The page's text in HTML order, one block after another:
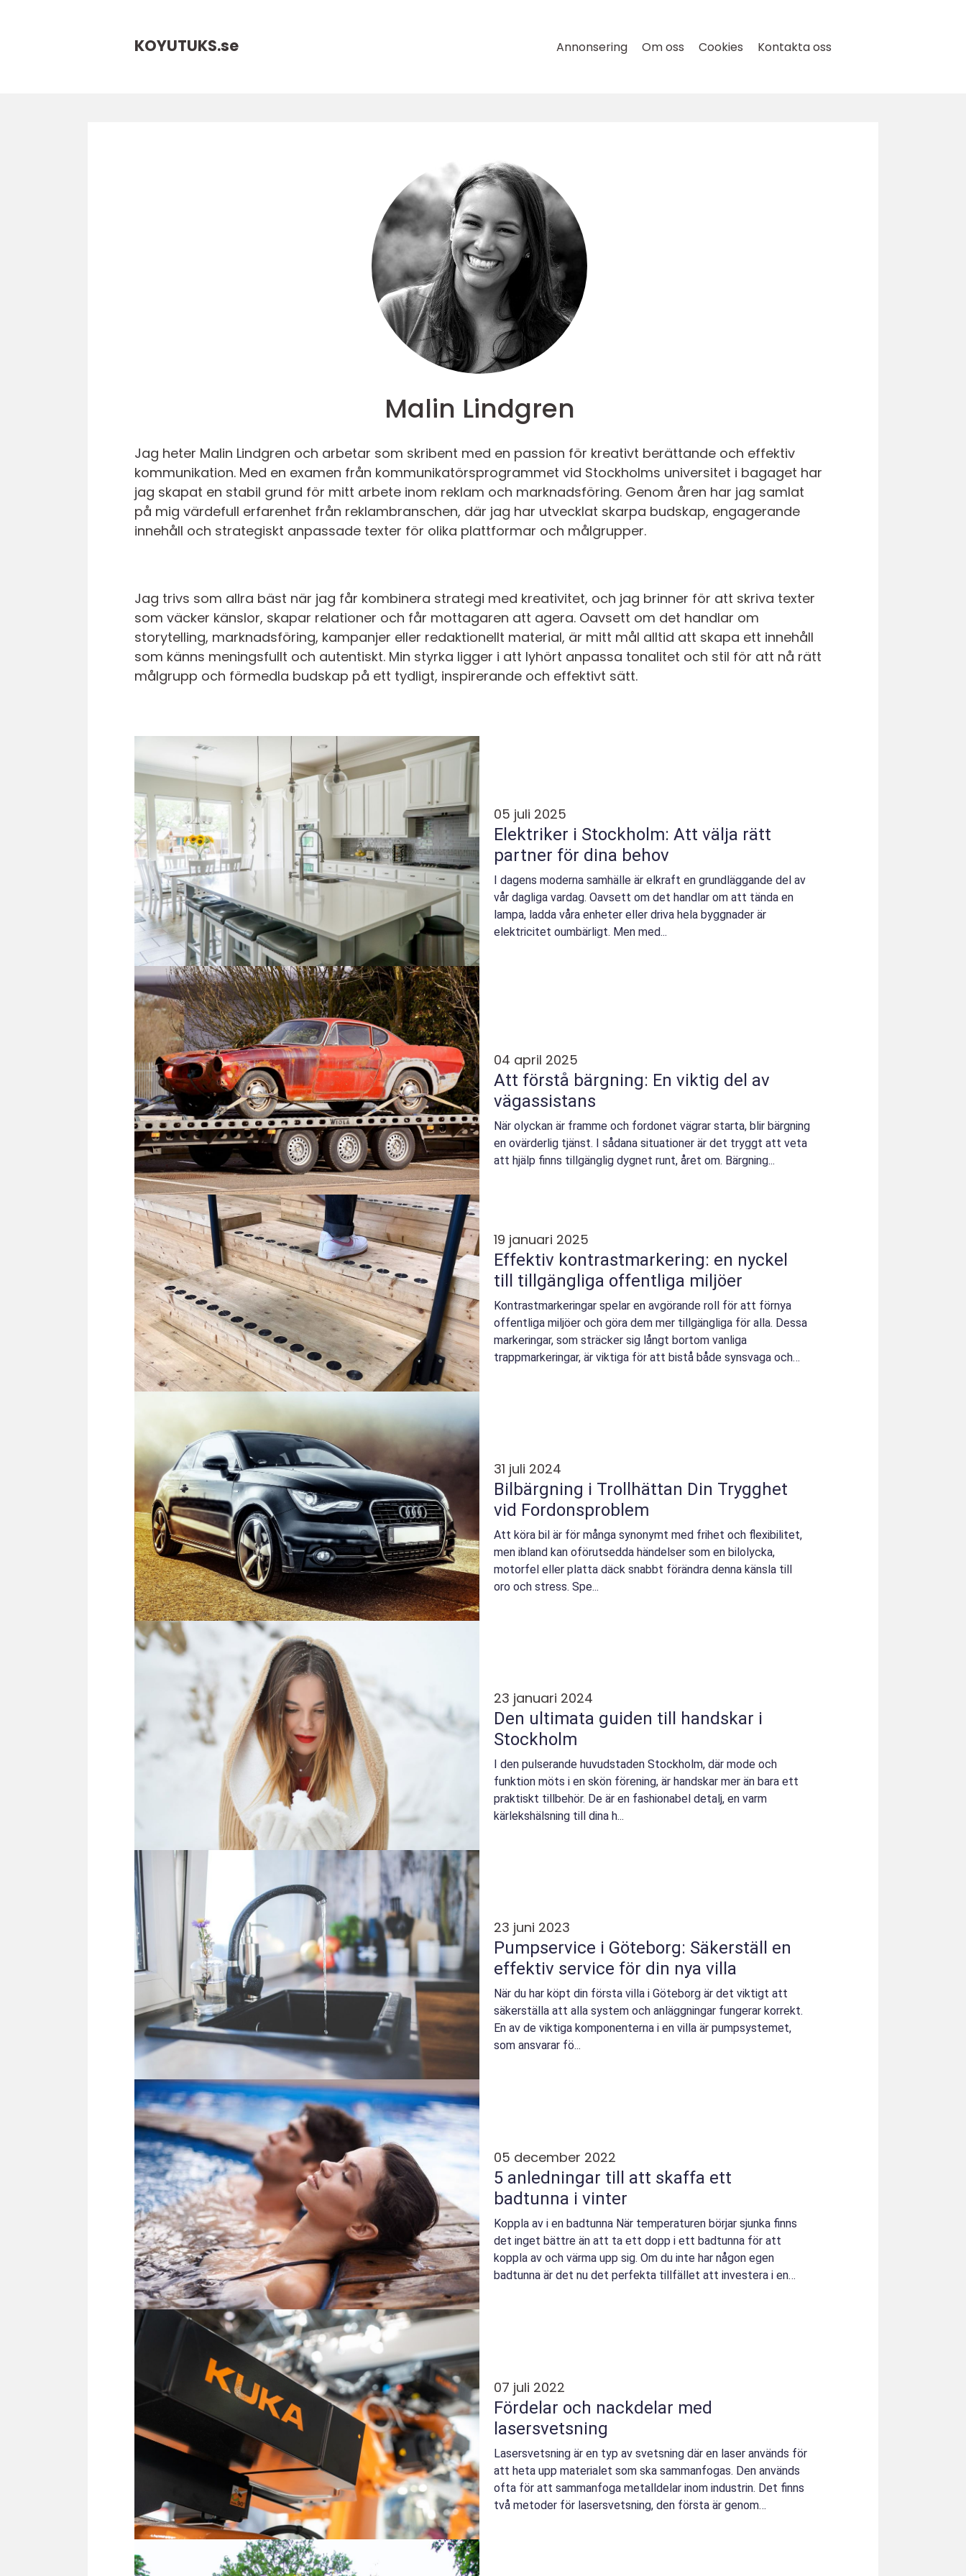
KOYUTUKS.se Annonsering Om oss Cookies Kontakta oss
Malin Lindgren
Jag heter Malin Lindgren och arbetar som skribent med en passion för kreativt berättande och effektiv
kommunikation. Med en examen från kommunikatörsprogrammet vid Stockholms universitet i bagaget har
jag skapat en stabil grund för mitt arbete inom reklam och marknadsföring. Genom åren har jag samlat
på mig värdefull erfarenhet från reklambranschen, där jag har utvecklat skarpa budskap, engagerande
innehåll och strategiskt anpassade texter för olika plattformar och målgrupper.
Jag trivs som allra bäst när jag får kombinera strategi med kreativitet, och jag brinner för att skriva texter
som väcker känslor, skapar relationer och får mottagaren att agera. Oavsett om det handlar om
storytelling, marknadsföring, kampanjer eller redaktionellt material, är mitt mål alltid att skapa ett innehåll
som känns meningsfullt och autentiskt. Min styrka ligger i att lyhört anpassa tonalitet och stil för att nå rätt
målgrupp och förmedla budskap på ett tydligt, inspirerande och effektivt sätt.
05 juli 2025
Elektriker i Stockholm: Att välja rätt
partner för dina behov
I dagens moderna samhälle är elkraft en grundläggande del av
vår dagliga vardag. Oavsett om det handlar om att tända en
lampa, ladda våra enheter eller driva hela byggnader är
elektricitet oumbärligt. Men med...
04 april 2025
Att förstå bärgning: En viktig del av
vägassistans
När olyckan är framme och fordonet vägrar starta, blir bärgning
en ovärderlig tjänst. I sådana situationer är det tryggt att veta
att hjälp finns tillgänglig dygnet runt, året om. Bärgning...
19 januari 2025
Effektiv kontrastmarkering: en nyckel
till tillgängliga offentliga miljöer
Kontrastmarkeringar spelar en avgörande roll för att förnya
offentliga miljöer och göra dem mer tillgängliga för alla. Dessa
markeringar, som sträcker sig långt bortom vanliga
trappmarkeringar, är viktiga för att bistå både synsvaga och
31 juli 2024
Bilbärgning i Trollhättan Din Trygghet
vid Fordonsproblem
Att köra bil är för många synonymt med frihet och flexibilitet,
men ibland kan oförutsedda händelser som en bilolycka,
motorfel eller platta däck snabbt förändra denna känsla till
oro och stress. Spe...
23 januari 2024
Den ultimata guiden till handskar i
Stockholm
I den pulserande huvudstaden Stockholm, där mode och
funktion möts i en skön förening, är handskar mer än bara ett
praktiskt tillbehör. De är en fashionabel detalj, en varm
kärlekshälsning till dina h...
23 juni 2023
Pumpservice i Göteborg: Säkerställ en
effektiv service för din nya villa
När du har köpt din första villa i Göteborg är det viktigt att
säkerställa att alla system och anläggningar fungerar korrekt.
En av de viktiga komponenterna i en villa är pumpsystemet,
som ansvarar fö...
05 december 2022
5 anledningar till att skaffa ett
badtunna i vinter
Koppla av i en badtunna När temperaturen börjar sjunka finns
det inget bättre än att ta ett dopp i ett badtunna för att
koppla av och värma upp sig. Om du inte har någon egen
badtunna är det nu det perfekta tillfället att investera i en
07 juli 2022
Fördelar och nackdelar med
lasersvetsning
Lasersvetsning är en typ av svetsning där en laser används för
att heta upp materialet som ska sammanfogas. Den används
ofta för att sammanfoga metalldelar inom industrin. Det finns
två metoder för lasersvetsning, den första är genom